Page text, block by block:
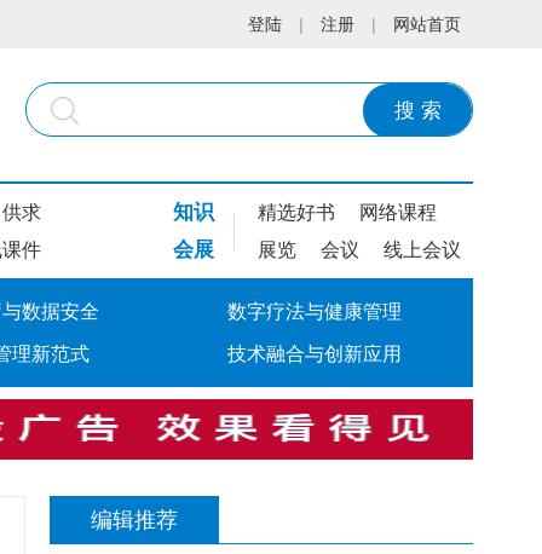
登陆 | 注册 | 网站首页
搜 索
供求
件
知识 精选好书 网络课程
会展 展览 会议 线上会议
数据安全 数字疗法与健康管理
理新范式 技术融合与创新应用
编辑推荐